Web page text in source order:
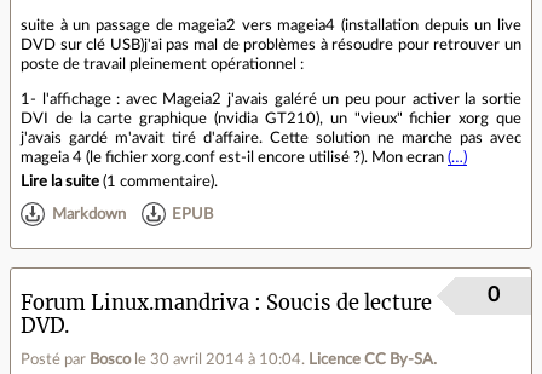
suite à un passage de mageia2 vers mageia4 (installation depuis un live
DVD sur clé USB)j'ai pas mal de problèmes à résoudre pour retrouver un
poste de travail pleinement opérationnel :
1- l'affichage : avec Mageia2 j'avais galéré un peu pour activer la sortie
DVI de la carte graphique (nvidia GT210), un "vieux" fichier xorg que
j'avais gardé m'avait tiré d'affaire. Cette solution ne marche pas avec
mageia 4 (le fichier xorg.conf est-il encore utilisé ?). Mon ecran (…)
Lire la suite (1 commentaire).
Markdown EPUB
Forum Linux.mandriva
Soucis de lecture
DVD.
Posté par Bosco le 30 avril 2014 à 10:04. Licence CC By‑SA.
0